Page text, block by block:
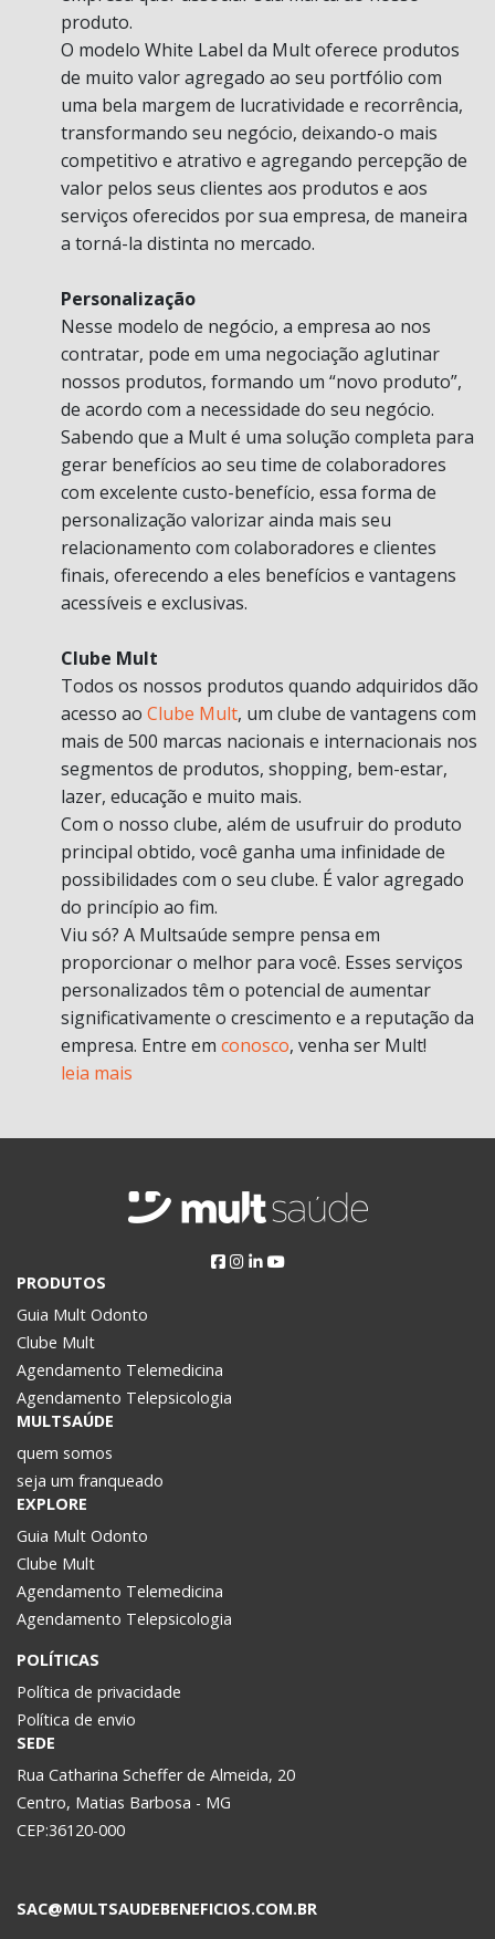
produto.
O modelo White Label da Mult oferece produtos
de muito valor agregado ao seu portfólio com
uma bela margem de lucratividade e recorrência,
transformando seu negócio, deixando-o mais
competitivo e atrativo e agregando percepção de
valor pelos seus clientes aos produtos e aos
serviços oferecidos por sua empresa, de maneira
a torná-la distinta no mercado.
Personalização
Nesse modelo de negócio, a empresa ao nos
contratar, pode em uma negociação aglutinar
nossos produtos, formando um “novo produto”,
de acordo com a necessidade do seu negócio.
Sabendo que a Mult é uma solução completa para
gerar benefícios ao seu time de colaboradores
com excelente custo-benefício, essa forma de
personalização valorizar ainda mais seu
relacionamento com colaboradores e clientes
finais, oferecendo a eles benefícios e vantagens
acessíveis e exclusivas.
Clube Mult
Todos os nossos produtos quando adquiridos dão
acesso ao Clube Mult, um clube de vantagens com
mais de 500 marcas nacionais e internacionais nos
segmentos de produtos, shopping, bem-estar,
lazer, educação e muito mais.
Com o nosso clube, além de usufruir do produto
principal obtido, você ganha uma infinidade de
possibilidades com o seu clube. É valor agregado
do princípio ao fim.
Viu só? A Multsaúde sempre pensa em
proporcionar o melhor para você. Esses serviços
personalizados têm o potencial de aumentar
significativamente o crescimento e a reputação da
empresa. Entre em conosco, venha ser Mult!
leia mais
PRODUTOS
Guia Mult Odonto
Clube Mult
Agendamento Telemedicina
Agendamento Telepsicologia
MULTSAÚDE
quem somos
seja um franqueado
EXPLORE
Guia Mult Odonto
Clube Mult
Agendamento Telemedicina
Agendamento Telepsicologia
POLÍTICAS
Política de privacidade
Política de envio
SEDE
Rua Catharina Scheffer de Almeida, 20
Centro, Matias Barbosa - MG
CEP:36120-000
SAC@MULTSAUDEBENEFICIOS.COM.BR